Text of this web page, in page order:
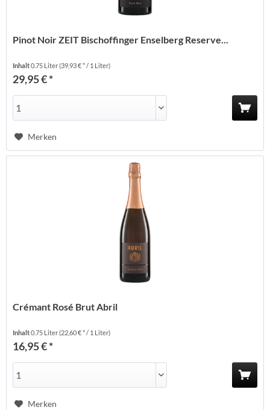
Pinot Noir ZEIT Bischoffinger Enselberg Reserve...
Inhalt0.75 Liter(39,93 € * / 1 Liter)
29,95 € *
Merken
Crémant Rosé Brut Abril
Inhalt0.75 Liter(22,60 € * / 1 Liter)
16,95 € *
Merken